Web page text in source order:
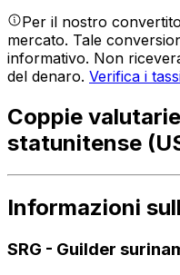
Per il nostro
mercato. Tale
informativo. Non
del denaro. Verifica i
Coppie
statunitense
Informazioni
SRG - Guilder